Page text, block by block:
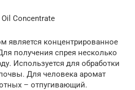
Oil Concentrate
является концентрированное
получения спрея несколько
Используется для обработки
Для человека аромат
– отпугивающий.